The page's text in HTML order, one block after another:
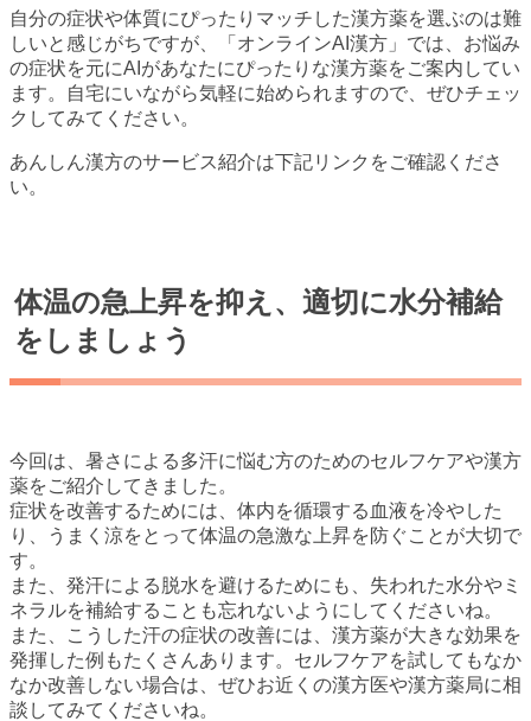
自分の症状や体質にぴったりマッチした漢方薬を選ぶのは難
しいと感じがちですが、「オンラインAI漢方」では、お悩み
の症状を元にAIがあなたにぴったりな漢方薬をご案内してい
ます。自宅にいながら気軽に始められますので、ぜひチェッ
クしてみてください。
あんしん漢方のサービス紹介は下記リンクをご確認くださ
い。
体温の急上昇を抑え、適切に水分補給
をしましょう
今回は、暑さによる多汗に悩む方のためのセルフケアや漢方
薬をご紹介してきました。
症状を改善するためには、体内を循環する血液を冷やした
り、うまく涼をとって体温の急激な上昇を防ぐことが大切で
す。
また、発汗による脱水を避けるためにも、失われた水分やミ
ネラルを補給することも忘れないようにしてくださいね。
また、こうした汗の症状の改善には、漢方薬が大きな効果を
発揮した例もたくさんあります。セルフケアを試してもなか
なか改善しない場合は、ぜひお近くの漢方医や漢方薬局に相
談してみてくださいね。